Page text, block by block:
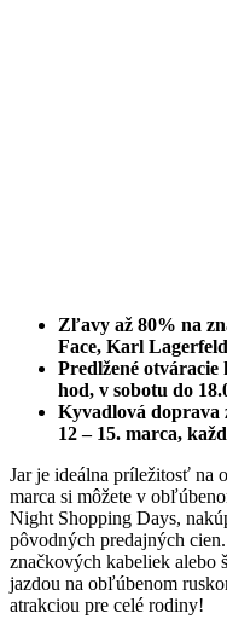
Zľavy až 80% na
Face, Karl
Predlžené
hod, v sobotu do
Kyvadlová doprava
12 – 15. marca,
Jar je ideálna príležitosť na
marca si môžete v
Night Shopping Days,
pôvodných predajných
značkových kabeliek alebo
jazdou na obľúbenom
atrakciou pre celé rodiny!